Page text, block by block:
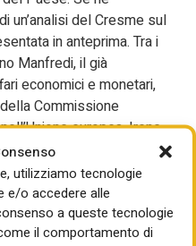
utilizziamo tecnologie
e/o accedere alle
a queste tecnologie
il comportamento di
un’analisi del Cresme sul
in anteprima. Tra i
Manfredi, il già
economici e monetari,
Commissione
europea, Irene
i saluti del sindaco di
inoltre un video
Maria Zuppi.
Cgil: